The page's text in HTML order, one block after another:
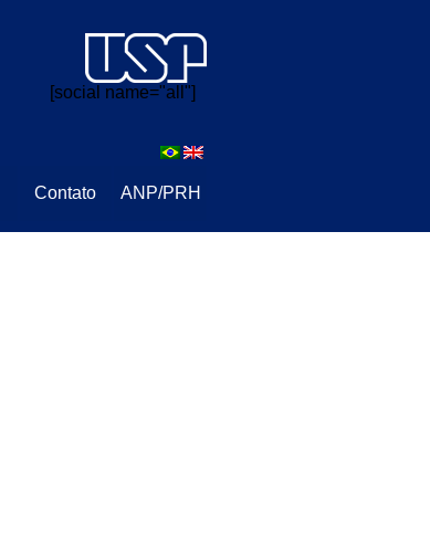
[social name="all"]
Contato ANP/PRH